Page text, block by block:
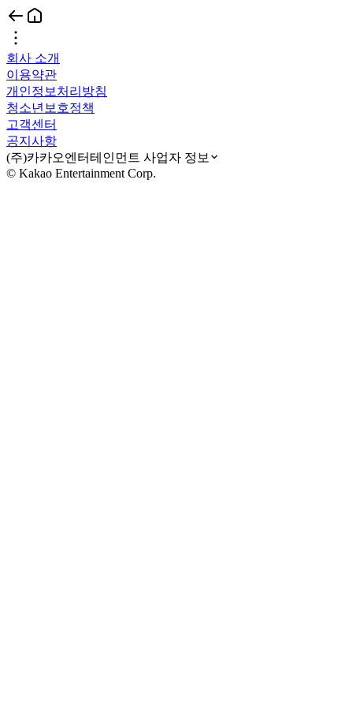
회사 소개
이용약관
개인정보처리방침
청소년보호정책
고객센터
공지사항
(주)카카오엔터테인먼트 사업자 정보
© Kakao Entertainment Corp.